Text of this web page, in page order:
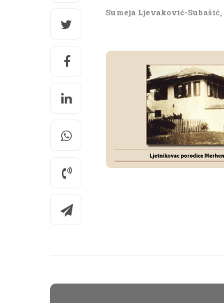
Sumeja Ljevaković-Subašić,